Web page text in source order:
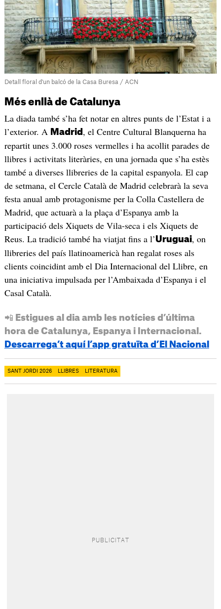
Detall floral d'un balcó de la Casa Buresa / ACN
Més enllà de Catalunya
La diada també s’ha fet notar en altres punts de l’Estat i a
l’exterior. A Madrid , el Centre Cultural Blanquerna ha
repartit unes 3.000 roses vermelles i ha acollit parades de
llibres i activitats literàries, en una jornada que s’ha estès
també a diverses llibreries de la capital espanyola. El cap
de setmana, el Cercle Català de Madrid celebrarà la seva
festa anual amb protagonisme per la Colla Castellera de
Madrid, que actuarà a la plaça d’Espanya amb la
participació dels Xiquets de Vila-seca i els Xiquets de
Reus. La tradició també ha viatjat fins a l’Uruguai, on
llibreries del país llatinoamericà han regalat roses als
clients coincidint amb el Dia Internacional del Llibre, en
una iniciativa impulsada per l’Ambaixada d’Espanya i el
Casal Català.
📲 Estigues al dia amb les notícies d’última
hora de Catalunya, Espanya i Internacional.
Descarrega’t aquí l’app gratuïta d’El Nacional
SANT JORDI 2026 LLIBRES LITERATURA